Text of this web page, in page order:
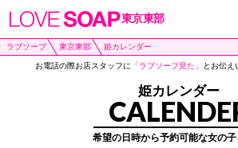
東京東部
ラブソープ 東京東部 姫カレンダー
お電話の際お店スタッフに 「ラブソープ見た」 とお伝え
姫カレンダー
希望の日時から予約可能な女の